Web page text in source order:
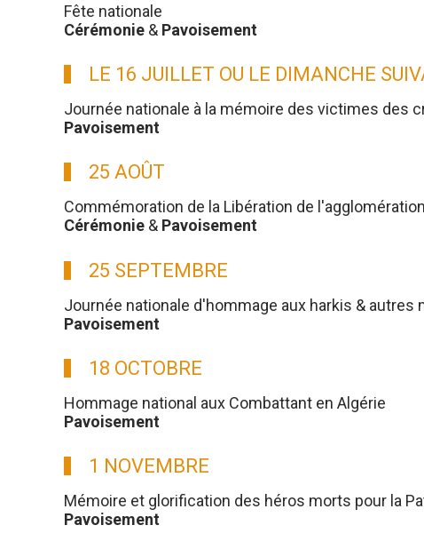
Fête nationale
Cérémonie & Pavoisement
LE 16 JUILLET OU LE DIMANCHE
Journée nationale à la mémoire des victimes
Pavoisement
25 AOÛT
Commémoration de la Libération de
Cérémonie & Pavoisement
25 SEPTEMBRE
Journée nationale d'hommage aux harkis &
Pavoisement
18 OCTOBRE
Hommage national aux Combattant en Algérie
Pavoisement
1 NOVEMBRE
Mémoire et glorification des héros morts pour la
Pavoisement